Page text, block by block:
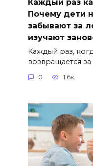
Каждый раз
Почему дети
забывают за
изучают
Каждый раз,
возвращается за
0 1.6к.